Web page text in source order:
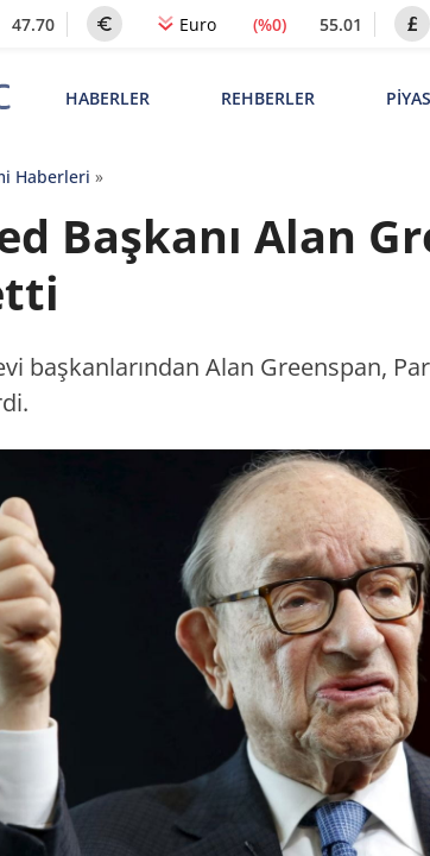
47.70 Euro (%0) 55.01
HABERLER REHBERLER
Haberleri »
Başkanı Alan
başkanlarından Alan Greenspan,